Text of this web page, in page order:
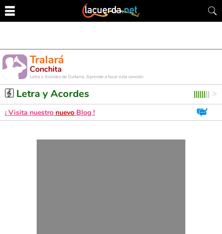
Tralará
Conchita
Letra y Acordes de Guitarra. Aprende a tocar esta canción
Letra y Acordes
¡ Visita nuestro nuevo Blog !